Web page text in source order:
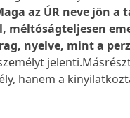
az ÚR neve jön a
méltóságteljesen
nyelve, mint a
hanem a